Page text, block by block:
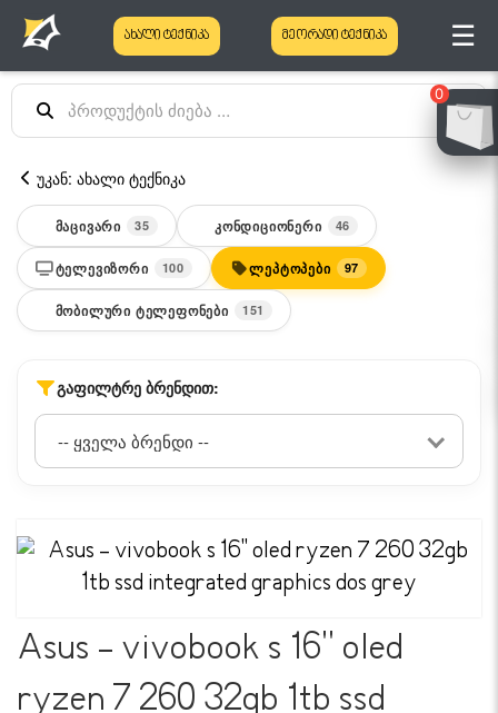
0
ახალი ტექნიკა მეორადი ტექნიკა ☰
უკან: ახალი ტექნიკა
ᲛᲐᲪᲘᲕᲐᲠᲘ 35 ᲙᲝᲜᲓᲘᲪᲘᲝᲜᲔᲠᲘ 46
ᲢᲔᲚᲔᲕᲘᲖᲝᲠᲘ 100 ᲚᲔᲞᲢᲝᲞᲔᲑᲘ 97
ᲛᲝᲑᲘᲚᲣᲠᲘ ᲢᲔᲚᲔᲤᲝᲜᲔᲑᲘ 151
ᲒᲐᲤᲘᲚᲢᲠᲔ ᲑᲠᲔᲜᲓᲘᲗ:
Asus - vivobook s 16'' oled
ryzen 7 260 32gb 1tb ssd